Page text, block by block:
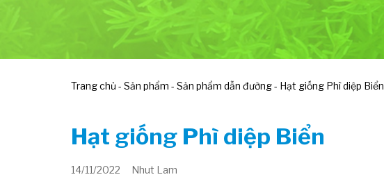
Trang chủ - Sản phẩm - Sản phẩm dẫn đường- Hạt giống Phì diệp Biển
Hạt giống Phì diệp Biển
14/11/2022 Nhut Lam